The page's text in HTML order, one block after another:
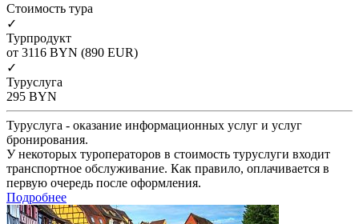
Cтоимость тура
✓
Турпродукт
от 3116 BYN (890 EUR)
✓
Туруслуга
295 BYN
Туруслуга - оказание информационных услуг и услуг
бронирования.
У некоторых туроператоров в стоимость туруслуги входит
транспортное обслуживание. Как правило, оплачивается в
первую очередь после оформления.
Подробнее